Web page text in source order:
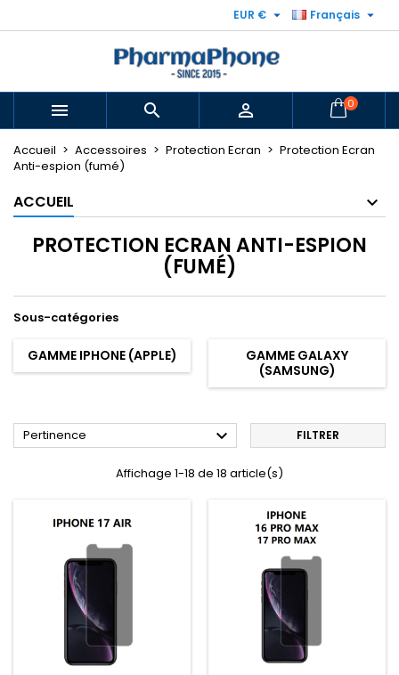
Français 
EUR € 
   0
Accueil Accessoires Protection Ecran
Protection Ecran
Anti-espion (fumé)
ACCUEIL
PROTECTION ECRAN ANTI-ESPION
(FUMÉ)
Sous-catégories
GAMME IPHONE (APPLE)
GAMME GALAXY
(SAMSUNG)
Pertinence  FILTRER
Affichage 1-18 de 18 article(s)